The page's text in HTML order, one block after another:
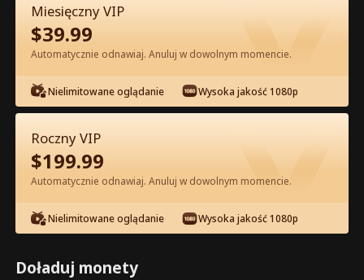
Odcinek 26 - Odrodzenie Zdradzonej
Alfa Pełna Wersja Filmu
0-49 50-74 Wszystkie Odcinki
26 27 28 29 30
Miesięczny VIP
$39.99
Automatycznie odnawiaj. Anuluj w dowolnym momencie.
Nielimitowane oglądanie Wysoka jakość 1080p
Roczny VIP
$199.99
Automatycznie odnawiaj. Anuluj w dowolnym momencie.
Nielimitowane oglądanie Wysoka jakość 1080p
Doładuj monety